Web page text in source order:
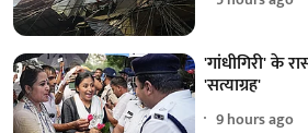
'गांधीगिरी' के
'सत्याग्रह'
9 hours ago